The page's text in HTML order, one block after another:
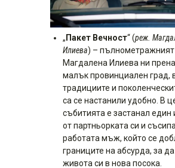
„ Пакет Вечност“ (реж.
Илиева) –
Магдалена Илиева ни
малък провинциален град,
традициите и
са се настанили удобно. В
събитията е застанал един
от партньорката си и
работата мъж, който се
границите на абсурда, за
живота си в нова посока.